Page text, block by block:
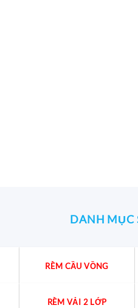
DANH MỤC
RÈM CẦU VỒNG
RÈM VẢI 2 LỚP